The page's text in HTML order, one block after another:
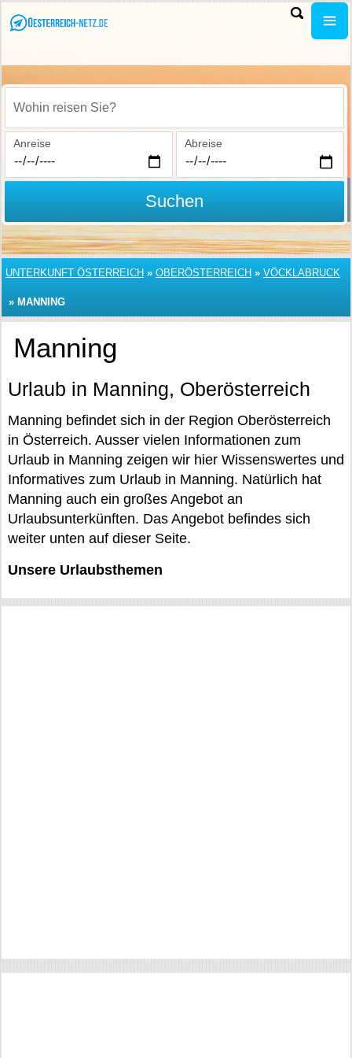
Wohin reisen Sie?
Anreise Abreise
Suchen
UNTERKUNFT ÖSTERREICH » OBERÖSTERREICH » VÖCKLABRUCK
» MANNING
Manning
Urlaub in Manning, Oberösterreich
Manning befindet sich in der Region Oberösterreich
in Österreich. Ausser vielen Informationen zum
Urlaub in Manning zeigen wir hier Wissenswertes und
Informatives zum Urlaub in Manning. Natürlich hat
Manning auch ein großes Angebot an
Urlaubsunterkünften. Das Angebot befindes sich
weiter unten auf dieser Seite.
Unsere Urlaubsthemen